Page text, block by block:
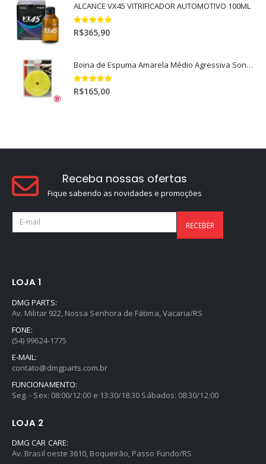
ALCANCE VX45 VITRIFICADOR AUTOMOTIVO 100ML
5.00out of 5
R$365,90
Boina de Espuma Amarela Médio Agressiva Sonax (5")
5.00out of 5
R$165,00
Receba nossas ofertas
Fique sabendo as novidades e promoções
LOJA 1
DMG PARTS:
Av. Militar 922, Nossa Senhora de Fátima, Vacaria/RS
FONE:
(54) 99624-1775
E-MAIL:
contato@dmgparts.com.br
FUNCIONAMENTO:
Seg. - Sex: 08:00/12:00 e 13:30/18:30 Sábados: 08:30/12:00
LOJA 2
DMG CAR CARE:
Av. Brasil oeste 3610, Boqueirão, Passo Fundo/RS